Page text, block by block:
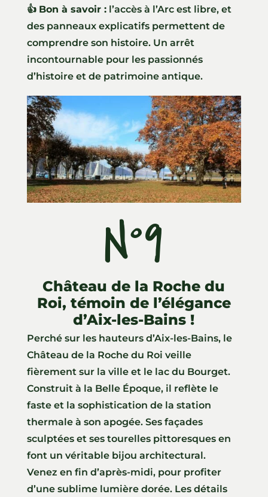
👍 Bon à savoir :l’accès à l’Arc est libre, et
des panneaux explicatifs permettent de
comprendre son histoire. Un arrêt
incontournable pour les passionnés
d’histoire et de patrimoine antique.
N°9
Château de la Roche du
Roi, témoin de l’élégance
d’Aix-les-Bains !
Perché sur les hauteurs d’Aix-les-Bains, le
Château de la Roche du Roi veille
fièrement sur la ville et le lac du Bourget.
Construit à la Belle Époque, il reflète le
faste et la sophistication de la station
thermale à son apogée. Ses façades
sculptées et ses tourelles pittoresques en
font un véritable bijou architectural.
Venez en fin d’après-midi, pour profiter
d’une sublime lumière dorée. Les détails